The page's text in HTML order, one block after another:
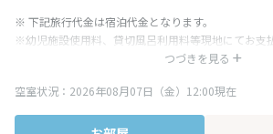
つづきを見る
※ 下記旅行代金は宿泊代金となります。
※幼児施設使用料、貸切風呂利用料等現地にてお支
み表記となりますが、消費税増税に伴い代金が一部
※表示されている旅行代金・プラン内容は一定時間
終確認画面でご確認ください。
空室状況：2026年08月07日（金）12:00現在